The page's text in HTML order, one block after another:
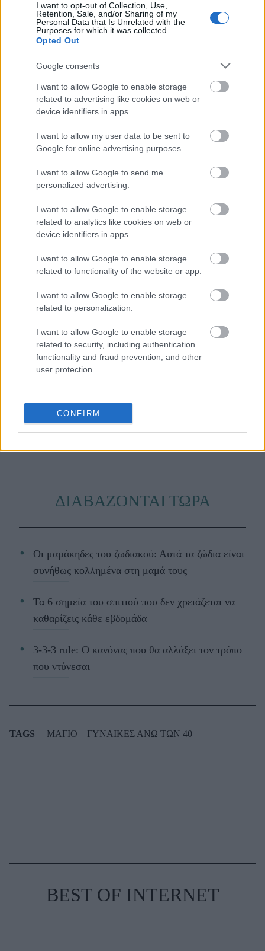
I want to opt-out of Collection, Use,
Retention, Sale, and/or Sharing of my
Personal Data that Is Unrelated with the
Purposes for which it was collected.
Opted Out
Google consents
I want to allow Google to enable storage
related to advertising like cookies on web or
device identifiers in apps.
I want to allow my user data to be sent to
Google for online advertising purposes.
I want to allow Google to send me
personalized advertising.
I want to allow Google to enable storage
related to analytics like cookies on web or
device identifiers in apps.
I want to allow Google to enable storage
related to functionality of the website or app.
I want to allow Google to enable storage
related to personalization.
I want to allow Google to enable storage
related to security, including authentication
functionality and fraud prevention, and other
user protection.
CONFIRM
Stefania Frangista
Ακολουθήστε το
τις τάσεις της μόδας, τα τέλεια outfits
και τα πιο hot fashion news.
ΔΙΑΒΑΖΟΝΤΑΙ ΤΩΡΑ
Οι μαμάκηδες του ζωδιακού: Αυτά τα ζώδια είναι
συνήθως κολλημένα στη μαμά τους
Τα 6 σημεία του σπιτιού που δεν χρειάζεται να
καθαρίζεις κάθε εβδομάδα
3-3-3 rule: Ο κανόνας που θα αλλάξει τον τρόπο
που ντύνεσαι
TAGS ΜΑΓΙΟ ΓΥΝΑΙΚΕΣ ΑΝΩ ΤΩΝ 40
BEST OF INTERNET